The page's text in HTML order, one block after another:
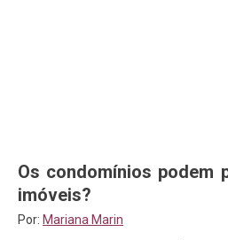
Os condomínios podem
imóveis?
Por: Mariana Marin